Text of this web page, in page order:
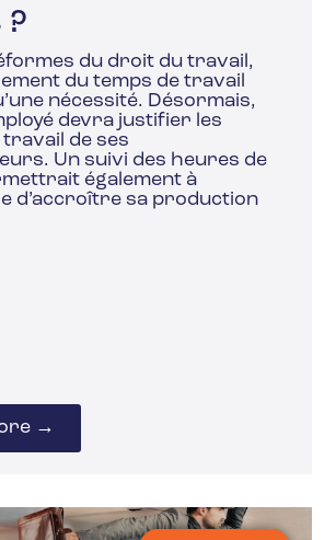
?
du droit du travail,
du temps de travail
nécessité. Désormais,
devra justifier les
de ses
Un suivi des heures de
également à
d’accroître sa production
→